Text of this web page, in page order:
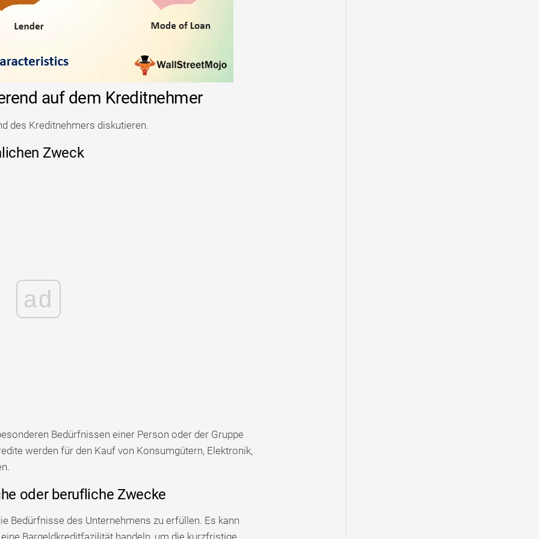
auf dem Kreditnehmer
des Kreditnehmers diskutieren.
Zweck
ad
Bedürfnissen einer Person oder der Gruppe
werden für den Kauf von Konsumgütern, Elektronik,
oder berufliche Zwecke
Bedürfnisse des Unternehmens zu erfüllen. Es kann
Bargeldkreditfazilität handeln, um die kurzfristige